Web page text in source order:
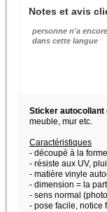
Notes et avis
personne n'a
dans cette langue
Sticker autocollant
meuble, mur etc.
Caractéristiques
- découpé à la
- résiste aux UV,
- matière vinyle
- dimension = la
- sens normal
- pose facile, notice